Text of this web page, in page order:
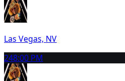
Las Vegas, NV
248:00 PM